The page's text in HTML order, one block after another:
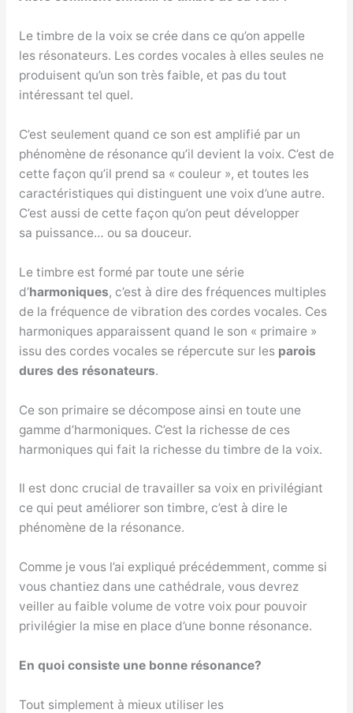
Le timbre de la voix se crée dans ce qu’on appelle
les résonateurs. Les cordes vocales à elles seules ne
produisent qu’un son très faible, et pas du tout
intéressant tel quel.
C’est seulement quand ce son est amplifié par un
phénomène de résonance qu’il devient la voix. C’est de
cette façon qu’il prend sa « couleur », et toutes les
caractéristiques qui distinguent une voix d’une autre.
C’est aussi de cette façon qu’on peut développer
sa puissance… ou sa douceur.
Le timbre est formé par toute une série
d’harmoniques, c’est à dire des fréquences multiples
de la fréquence de vibration des cordes vocales. Ces
harmoniques apparaissent quand le son « primaire »
issu des cordes vocales se répercute sur les parois
dures des résonateurs.
Ce son primaire se décompose ainsi en toute une
gamme d’harmoniques. C’est la richesse de ces
harmoniques qui fait la richesse du timbre de la voix.
Il est donc crucial de travailler sa voix en privilégiant
ce qui peut améliorer son timbre, c’est à dire le
phénomène de la résonance.
Comme je vous l’ai expliqué précédemment, comme si
vous chantiez dans une cathédrale, vous devrez
veiller au faible volume de votre voix pour pouvoir
privilégier la mise en place d’une bonne résonance.
En quoi consiste une bonne résonance?
Tout simplement à mieux utiliser les